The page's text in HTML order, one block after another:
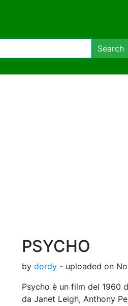
Search
PSYCHO
by dordy - uploaded on
Psycho è un film del 1960
da Janet Leigh, Anthony